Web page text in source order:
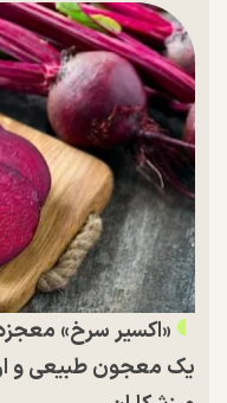
«اکسیر سرخ»
یک معجون طبیعی و